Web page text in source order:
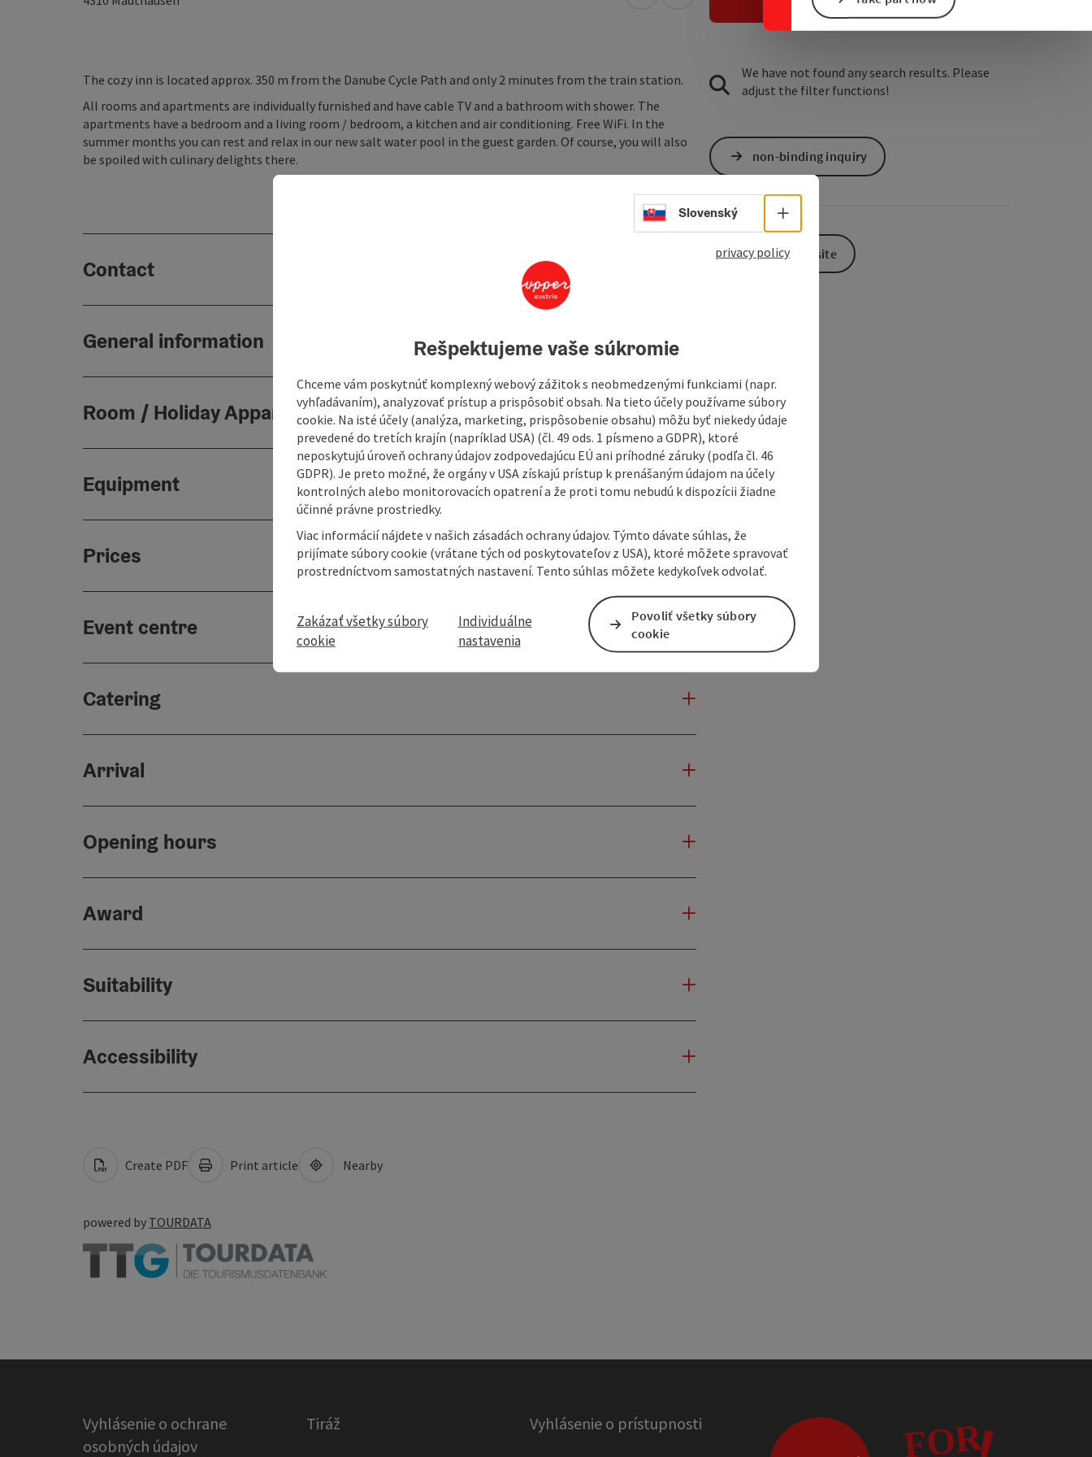
The cozy inn is located approx. 350 m from the Danube Cycle Path and only 2 minutes from the train station.
All rooms and apartments are individually furnished and have cable TV and a bathroom with shower. The
apartments have a bedroom and a living room / bedroom, a kitchen and air conditioning. Free WiFi. In the
summer months you can rest and relax in our new salt water pool in the guest garden. Of course, you will also
be spoiled with culinary delights there.
Contact
General information
Room / Holiday Appartement
Equipment
Prices
Event centre
Catering
Arrival
Opening hours
Award
Suitability
Accessibility
We have not found any search results. Please
adjust the filter functions!
non-binding inquiry
To the website
Create PDF Print article Nearby
powered by TOURDATA
Vyhlásenie o ochrane
osobných údajov
Tiráž Vyhlásenie o prístupnosti
Select language - Open menu
Slovenský
privacy policy
Rešpektujeme vaše súkromie
Chceme vám poskytnúť komplexný webový zážitok s neobmedzenými funkciami (napr.
vyhľadávaním), analyzovať prístup a prispôsobiť obsah. Na tieto účely používame súbory
cookie. Na isté účely (analýza, marketing, prispôsobenie obsahu) môžu byť niekedy údaje
prevedené do tretích krajín (napríklad USA) (čl. 49 ods. 1 písmeno a GDPR), ktoré
neposkytujú úroveň ochrany údajov zodpovedajúcu EÚ ani príhodné záruky (podľa čl. 46
GDPR). Je preto možné, že orgány v USA získajú prístup k prenášaným údajom na účely
kontrolných alebo monitorovacích opatrení a že proti tomu nebudú k dispozícii žiadne
účinné právne prostriedky.
Viac informácií nájdete v našich zásadách ochrany údajov. Týmto dávate súhlas, že
prijímate súbory cookie (vrátane tých od poskytovateľov z USA), ktoré môžete spravovať
prostredníctvom samostatných nastavení. Tento súhlas môžete kedykoľvek odvolať.
Zakázať všetky súbory
cookie
Individuálne
nastavenia
Povoliť všetky súbory
cookie